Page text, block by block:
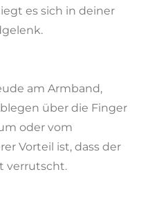
es sich in deiner
am Armband,
über die Finger
oder vom
Vorteil ist, dass der
verrutscht.